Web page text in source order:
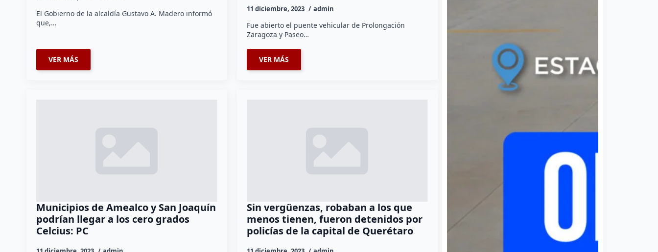
El Gobierno de la alcaldía Gustavo A. Madero informó
que,…
VER MÁS
11 diciembre, 2023 admin
Fue abierto el puente vehicular de Prolongación
Zaragoza y Paseo…
VER MÁS
Municipios de Amealco y San Joaquín
podrían llegar a los cero grados
Celcius: PC
Sin vergüenzas, robaban a los que
menos tienen, fueron detenidos por
policías de la capital de Querétaro